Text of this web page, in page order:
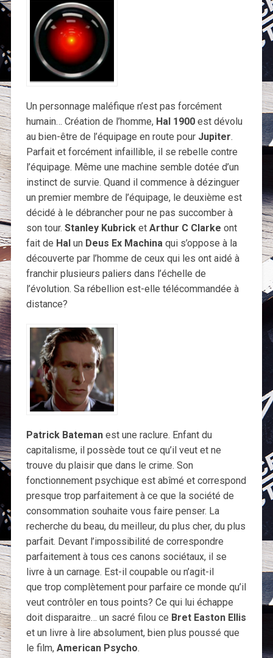
Un personnage maléfique n’est pas forcément
humain… Création de l’homme, Hal 1900 est dévolu
au bien-être de l’équipage en route pour Jupiter.
Parfait et forcément infaillible, il se rebelle contre
l’équipage. Même une machine semble dotée d’un
instinct de survie. Quand il commence à dézinguer
un premier membre de l’équipage, le deuxième est
décidé à le débrancher pour ne pas succomber à
son tour. Stanley Kubricket Arthur C Clarke ont
fait de Hal un Deus Ex Machinaqui s’oppose à la
découverte par l’homme de ceux qui les ont aidé à
franchir plusieurs paliers dans l’échelle de
l’évolution. Sa rébellion est-elle télécommandée à
distance?
Patrick Batemanest une raclure. Enfant du
capitalisme, il possède tout ce qu’il veut et ne
trouve du plaisir que dans le crime. Son
fonctionnement psychique est abîmé et correspond
presque trop parfaitement à ce que la société de
consommation souhaite vous faire penser. La
recherche du beau, du meilleur, du plus cher, du plus
parfait. Devant l’impossibilité de correspondre
parfaitement à tous ces canons sociétaux, il se
livre à un carnage. Est-il coupable ou n’agit-il
que trop complètement pour parfaire ce monde qu’il
veut contrôler en tous points? Ce qui lui échappe
doit disparaitre… un sacré filou ce Bret Easton Ellis
et un livre à lire absolument, bien plus poussé que
le film, American Psycho.